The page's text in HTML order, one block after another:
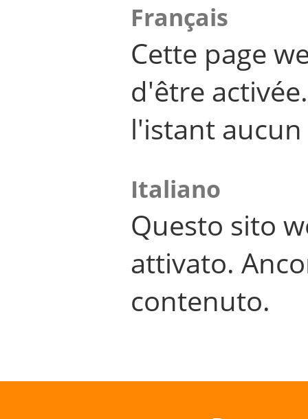
Français
Cette page
d'être
l'istant
Italiano
Questo sito
attivato.
contenuto.